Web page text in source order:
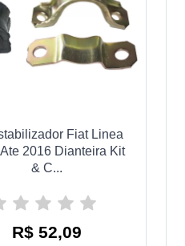
Fiat Linea
2016 Dianteira Kit
& C...
R$ 52,09